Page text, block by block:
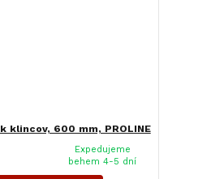
klincov, 600 mm, PROLINE
Expedujeme
behem 4-5 dní